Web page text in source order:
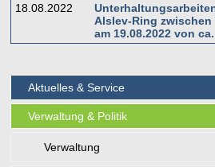
18.08.2022
Alslev-Ring
am 19.08.2022 von
Aktuelles & Service
Verwaltung & Politik
Verwaltung